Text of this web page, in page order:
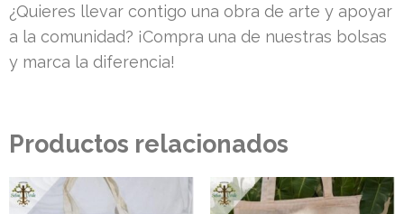
¿Quieres llevar contigo una obra de arte y apoyar
a la comunidad? ¡Compra una de nuestras bolsas
y marca la diferencia!
Productos relacionados